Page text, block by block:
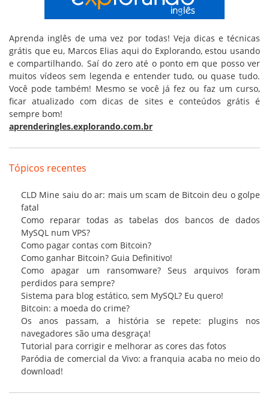
Aprenda inglês de uma vez por todas! Veja dicas e técnicas
grátis que eu, Marcos Elias aqui do Explorando, estou usando
e compartilhando. Saí do zero até o ponto em que posso ver
muitos vídeos sem legenda e entender tudo, ou quase tudo.
Você pode também! Mesmo se você já fez ou faz um curso,
ficar atualizado com dicas de sites e conteúdos grátis é
sempre bom!
aprenderingles.explorando.com.br
Tópicos recentes
CLD Mine saiu do ar: mais um scam de Bitcoin deu o golpe
fatal
Como reparar todas as tabelas dos bancos de dados
MySQL num VPS?
Como pagar contas com Bitcoin?
Como ganhar Bitcoin? Guia Definitivo!
Como apagar um ransomware? Seus arquivos foram
perdidos para sempre?
Sistema para blog estático, sem MySQL? Eu quero!
Bitcoin: a moeda do crime?
Os anos passam, a história se repete: plugins nos
navegadores são uma desgraça!
Tutorial para corrigir e melhorar as cores das fotos
Paródia de comercial da Vivo: a franquia acaba no meio do
download!